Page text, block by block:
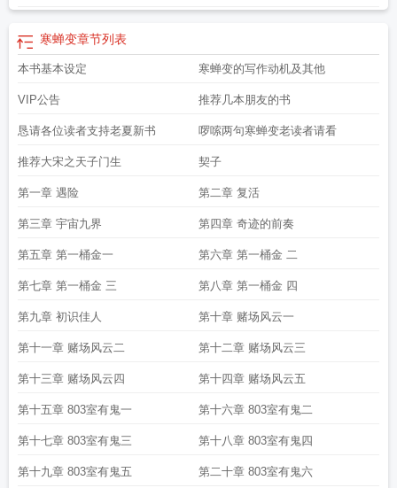
寒蝉变章节列表
本书基本设定 寒蝉变的写作动机及其他
VIP公告 推荐几本朋友的书
恳请各位读者支持老夏新书 啰嗦两句寒蝉变老读者请看
推荐大宋之天子门生 契子
第一章 遇险 第二章 复活
第三章 宇宙九界 第四章 奇迹的前奏
第五章 第一桶金一 第六章 第一桶金 二
第七章 第一桶金 三 第八章 第一桶金 四
第九章 初识佳人 第十章 赌场风云一
第十一章 赌场风云二 第十二章 赌场风云三
第十三章 赌场风云四 第十四章 赌场风云五
第十五章 803室有鬼一 第十六章 803室有鬼二
第十七章 803室有鬼三 第十八章 803室有鬼四
第十九章 803室有鬼五 第二十章 803室有鬼六